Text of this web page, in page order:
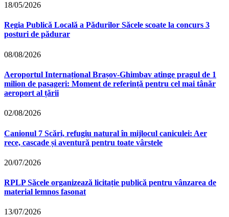
18/05/2026
Regia Publică Locală a Pădurilor Săcele scoate la concurs 3
posturi de pădurar
08/08/2026
Aeroportul Internațional Brașov‑Ghimbav atinge pragul de 1
milion de pasageri: Moment de referință pentru cel mai tânăr
aeroport al țării
02/08/2026
Canionul 7 Scări, refugiu natural în mijlocul caniculei: Aer
rece, cascade și aventură pentru toate vârstele
20/07/2026
RPLP Săcele organizează licitație publică pentru vânzarea de
material lemnos fasonat
13/07/2026